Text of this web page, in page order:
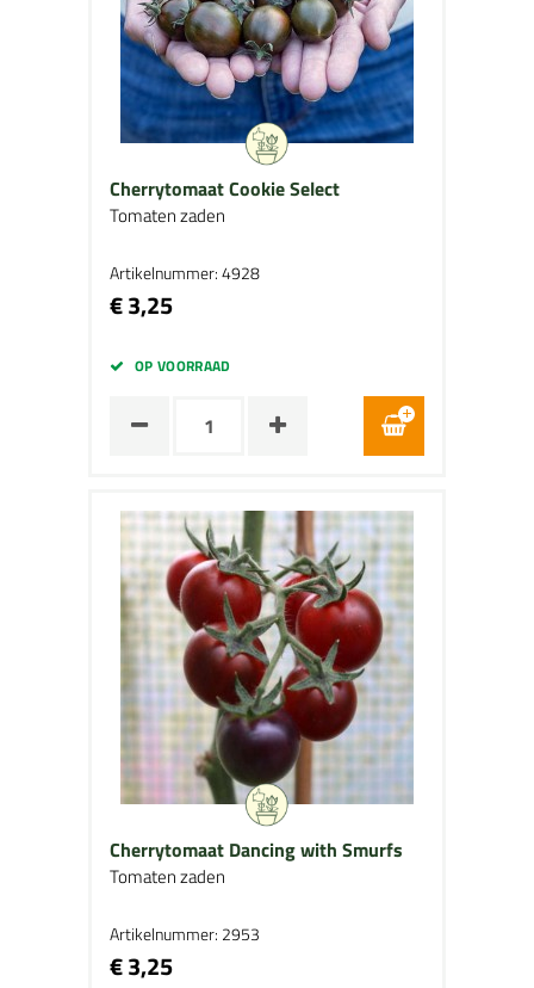
Cherrytomaat Cookie Select
Tomaten zaden
Artikelnummer: 4928
€ 3,25
OP VOORRAAD
Cherrytomaat Dancing with Smurfs
Tomaten zaden
Artikelnummer: 2953
€ 3,25